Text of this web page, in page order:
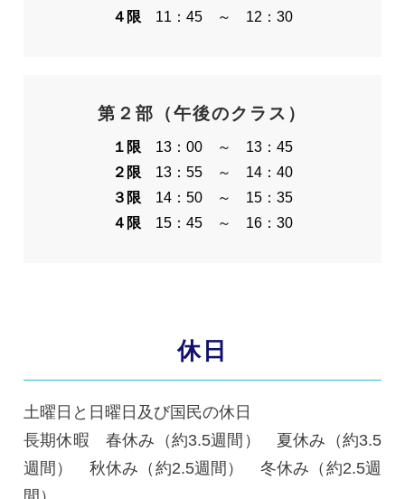
４限
11：45 ～ 12：30
第２部（午後のクラス）
１限
13：00 ～ 13：45
２限
13：55 ～ 14：40
３限
14：50 ～ 15：35
４限
15：45 ～ 16：30
休日
土曜日と日曜日及び国民の休日
長期休暇 春休み（約3.5週間） 夏休み（約3.5
週間） 秋休み（約2.5週間） 冬休み（約2.5週